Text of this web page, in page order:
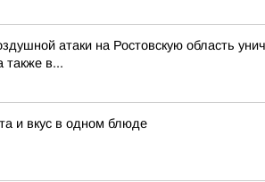
атаки на Ростовскую область
также в...
и вкус в одном блюде